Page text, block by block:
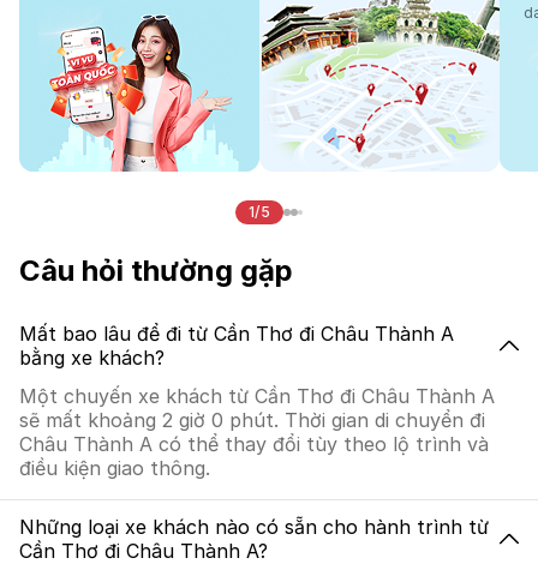
1/5
Câu hỏi thường gặp
Mất bao lâu để đi từ Cần Thơ đi Châu Thành A
bằng xe khách?
Một chuyến xe khách từ Cần Thơ đi Châu Thành A
sẽ mất khoảng 2 giờ 0 phút. Thời gian di chuyển đi
Châu Thành A có thể thay đổi tùy theo lộ trình và
điều kiện giao thông.
Những loại xe khách nào có sẵn cho hành trình từ
Cần Thơ đi Châu Thành A?